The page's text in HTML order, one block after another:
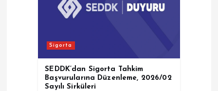
Sigorta
SEDDK’dan Sigorta Tahkim
Başvurularına Düzenleme, 2026/02
Sayılı Sirküleri